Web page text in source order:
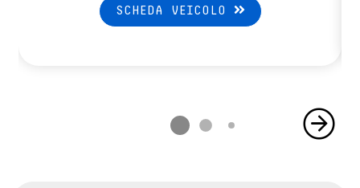
SCHEDA VEICOLO